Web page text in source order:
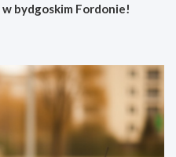
bydgoskim Fordonie!